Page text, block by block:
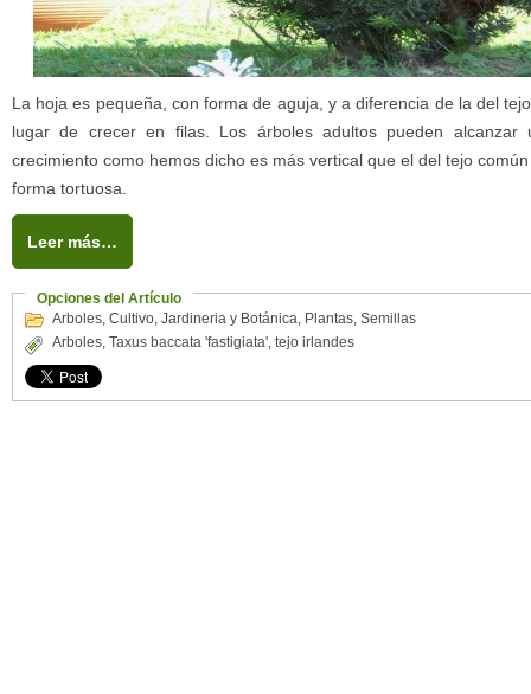
La hoja es pequeña, con forma de aguja, y a diferencia de la del
lugar de crecer en filas. Los árboles adultos pueden
crecimiento como hemos dicho es más vertical que el del tejo
forma tortuosa.
Leer más…
Opciones del Artículo
Arboles, Cultivo, Jardineria y Botánica, Plantas, Semillas
Arboles, Taxus baccata 'fastigiata', tejo irlandes